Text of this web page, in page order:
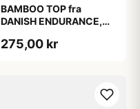
BAMBOO TOP fra
DANISH ENDURANCE,
Behagelig, Perfekt
275,00 kr